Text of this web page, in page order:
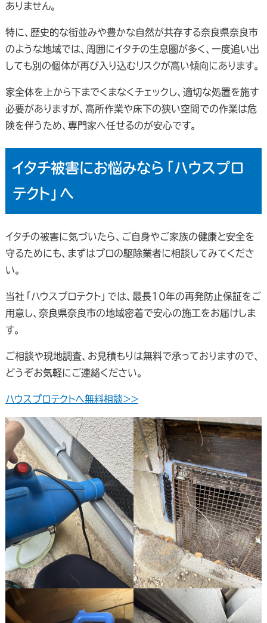
ありません。
特に、歴史的な街並みや豊かな自然が共存する奈良県奈良市
のような地域では、周囲にイタチの生息圏が多く、一度追い出
しても別の個体が再び入り込むリスクが高い傾向にあります。
家全体を上から下までくまなくチェックし、適切な処置を施す
必要がありますが、高所作業や床下の狭い空間での作業は危
険を伴うため、専門家へ任せるのが安心です。
イタチ被害にお悩みなら「ハウスプロ
テクト」へ
イタチの被害に気づいたら、ご自身やご家族の健康と安全を
守るためにも、まずはプロの駆除業者に相談してみてくださ
い。
当社「ハウスプロテクト」では、最長10年の再発防止保証をご
用意し、奈良県奈良市の地域密着で安心の施工をお届けしま
す。
ご相談や現地調査、お見積もりは無料で承っておりますので、
どうぞお気軽にご連絡ください。
ハウスプロテクトへ無料相談＞＞